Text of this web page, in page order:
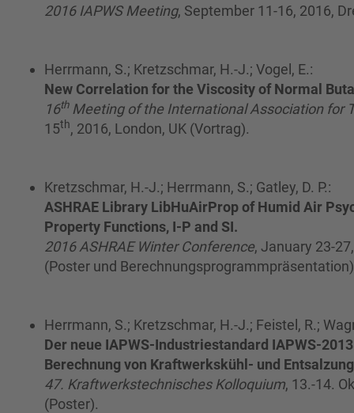
2016 IAPWS Meeting, September 11-16, 2016,
Herrmann, S.; Kretzschmar, H.-J.; Vogel, E.:
New Correlation for the Viscosity of Normal
16thMeeting of the International Association for
15th, 2016, London, UK (Vortrag).
Kretzschmar, H.-J.; Herrmann, S.; Gatley, D. P.:
ASHRAE Library LibHuAirProp of Humid Air
Property Functions, I-P and SI.
2016 ASHRAE Winter Conference, January 23-
(Poster und
Herrmann, S.; Kretzschmar, H.-J.; Feistel, R.;
Der neue IAPWS-Industriestandard IAPWS-
Berechnung von Kraftwerkskühl- und
47. Kraftwerkstechnisches Kolloquium, 13.-14.
(Poster).